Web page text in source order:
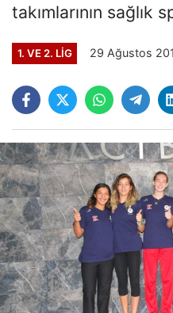
takımlarının sağlık
1. VE 2. LIG 29 Ağustos